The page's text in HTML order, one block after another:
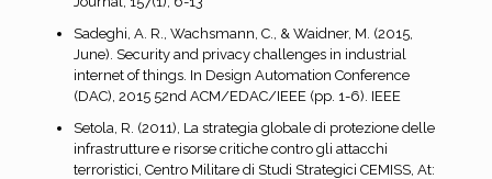
Sadeghi, A. R., Wachsmann, C., & Waidner, M. (2015,
June). Security and privacy challenges in industrial
internet of things. In Design Automation Conference
(DAC), 2015 52nd ACM/EDAC/IEEE (pp. 1-6). IEEE
Setola, R. (2011), La strategia globale di protezione delle
infrastrutture e risorse critiche contro gli attacchi
terroristici, Centro Militare di Studi Strategici CEMISS, At: